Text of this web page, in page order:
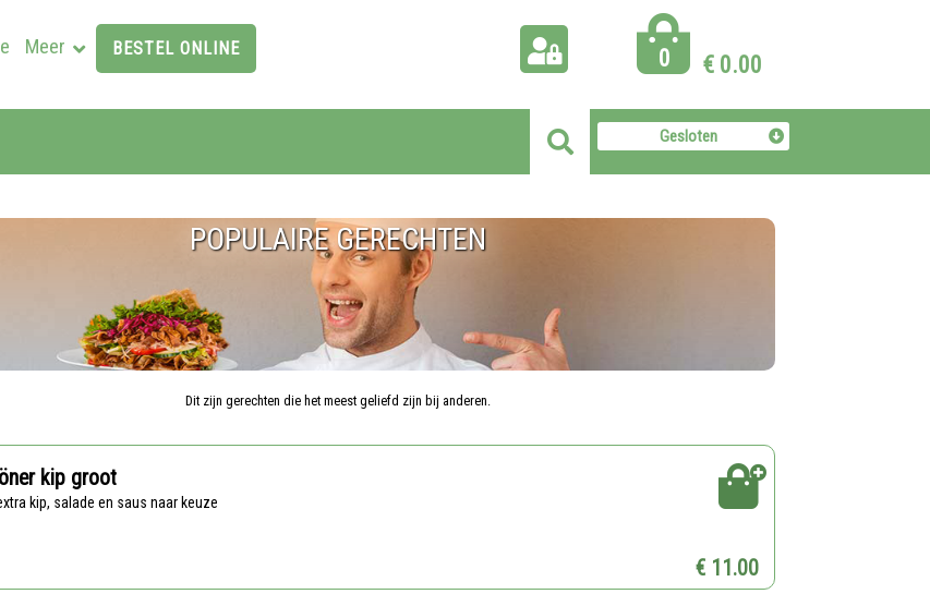
Meer BESTEL ONLINE 0 € 0.00
Gesloten
POPULAIRE GERECHTEN
Dit zijn gerechten die het meest geliefd zijn bij anderen.
kip groot
kip, salade en saus naar keuze
€ 11.00